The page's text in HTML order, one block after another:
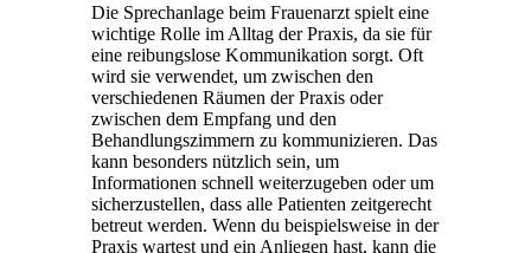
Die Sprechanlage beim Frauenarzt spielt eine
wichtige Rolle im Alltag der Praxis, da sie für
eine reibungslose Kommunikation sorgt. Oft
wird sie verwendet, um zwischen den
verschiedenen Räumen der Praxis oder
zwischen dem Empfang und den
Behandlungszimmern zu kommunizieren. Das
kann besonders nützlich sein, um
Informationen schnell weiterzugeben oder um
sicherzustellen, dass alle Patienten zeitgerecht
betreut werden. Wenn du beispielsweise in der
Praxis wartest und ein Anliegen hast, kann die